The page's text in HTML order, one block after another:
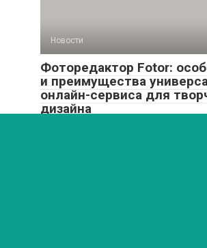
Новости
Фоторедактор Fotor:
и преимущества
онлайн-сервиса для
дизайна